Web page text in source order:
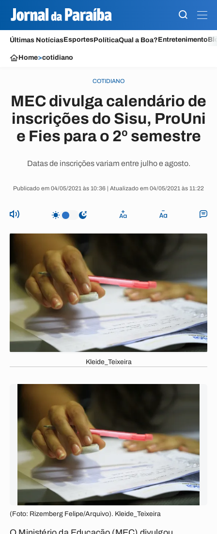
Últimas NotíciasEsportesPolíticaQual a Boa?Entretenimento
Home>cotidiano
COTIDIANO
MEC divulga calendário de
inscrições do Sisu, ProUni
e Fies para o 2º semestre
Datas de inscrições variam entre julho e agosto.
Publicado em 04/05/2021 às 10:36 | Atualizado em 04/05/2021 às 11:22
Kleide_Teixeira
(Foto: Rizemberg Felipe/Arquivo). Kleide_Teixeira